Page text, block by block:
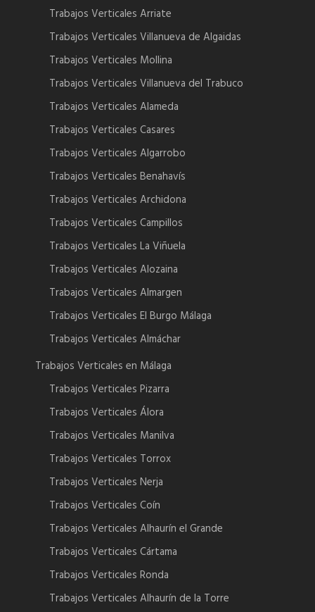
Trabajos Verticales Arriate
Trabajos Verticales Villanueva de Algaidas
Trabajos Verticales Mollina
Trabajos Verticales Villanueva del Trabuco
Trabajos Verticales Alameda
Trabajos Verticales Casares
Trabajos Verticales Algarrobo
Trabajos Verticales Benahavís
Trabajos Verticales Archidona
Trabajos Verticales Campillos
Trabajos Verticales La Viñuela
Trabajos Verticales Alozaina
Trabajos Verticales Almargen
Trabajos Verticales El Burgo Málaga
Trabajos Verticales Almáchar
Trabajos Verticales en Málaga
Trabajos Verticales Pizarra
Trabajos Verticales Álora
Trabajos Verticales Manilva
Trabajos Verticales Torrox
Trabajos Verticales Nerja
Trabajos Verticales Coín
Trabajos Verticales Alhaurín el Grande
Trabajos Verticales Cártama
Trabajos Verticales Ronda
Trabajos Verticales Alhaurín de la Torre